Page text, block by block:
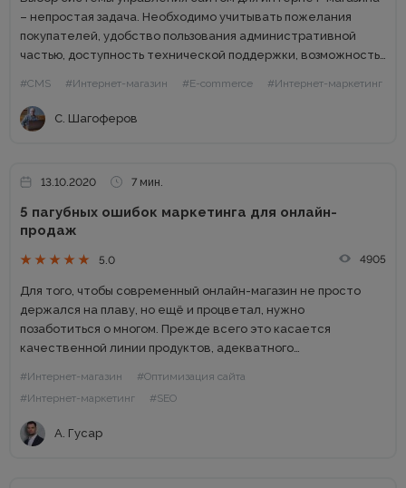
– непростая задача. Необходимо учитывать пожелания
покупателей, удобство пользования административной
частью, доступность технической поддержки, возможность
можно четырьмя способами: бесплатная CMS + модуль e-
commerce; платная CMS для интернет-магазина;
самописная...
#CMS #Интернет-магазин #E-commerce #Интернет-маркетинг
С. Шагоферов
13.10.2020 7 мин.
5 пагубных ошибок маркетинга для онлайн-
продаж
5.0 4905
Для того, чтобы современный онлайн-магазин не просто
держался на плаву, но ещё и процветал, нужно
позаботиться о многом. Прежде всего это касается
качественной линии продуктов, адекватного
необходим безукоризненно работающий сайт (вы же не
рискнете...
#Интернет-магазин
#Оптимизация сайта
#Интернет-маркетинг
#SEO
А. Гусар